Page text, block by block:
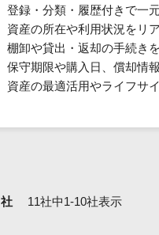
登録・分類・履歴付きで一
資産の所在や利用状況をリ
棚卸や貸出・返却の手続き
保守期限や購入日、償却情
資産の最適活用やライフサ
社 11社中1-10社表示